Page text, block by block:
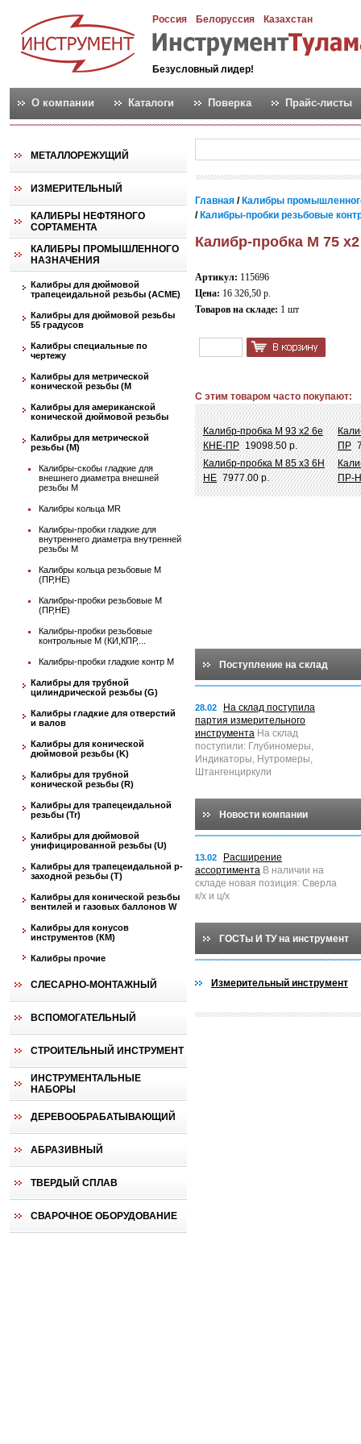
Россия Белоруссия Казахстан
Безусловный лидер!
О компании Каталоги Поверка Прайс-листы
МЕТАЛЛОРЕЖУЩИЙ
ИЗМЕРИТЕЛЬНЫЙ
КАЛИБРЫ НЕФТЯНОГО
СОРТАМЕНТА
КАЛИБРЫ ПРОМЫШЛЕННОГО
НАЗНАЧЕНИЯ
Калибры для дюймовой
трапецеидальной резьбы (АСМЕ)
Калибры для дюймовой резьбы
55 градусов
Калибры специальные по
чертежу
Калибры для метрической
конической резьбы (М
Калибры для американской
конической дюймовой резьбы
Калибры для метрической
резьбы (М)
Калибры-скобы гладкие для
внешнего диаметра внешней
резьбы М
Калибры кольца MR
Калибры-пробки гладкие для
внутреннего диаметра внутренней
резьбы М
Калибры кольца резьбовые М
(ПР,НЕ)
Калибры-пробки резьбовые М
(ПР,НЕ)
Калибры-пробки резьбовые
контрольные М (КИ,КПР,...
Калибры-пробки гладкие контр М
Калибры для трубной
цилиндрической резьбы (G)
Калибры гладкие для отверстий
и валов
Калибры для конической
дюймовой резьбы (K)
Калибры для трубной
конической резьбы (R)
Калибры для трапецеидальной
резьбы (Tr)
Калибры для дюймовой
унифицированной резьбы (U)
Калибры для трапецеидальной p-
заходной резьбы (T)
Калибры для конической резьбы
вентилей и газовых баллонов W
Калибры для конусов
инструментов (КМ)
Калибры прочие
СЛЕСАРНО-МОНТАЖНЫЙ
ВСПОМОГАТЕЛЬНЫЙ
СТРОИТЕЛЬНЫЙ ИНСТРУМЕНТ
ИНСТРУМЕНТАЛЬНЫЕ
НАБОРЫ
ДЕРЕВООБРАБАТЫВАЮЩИЙ
АБРАЗИВНЫЙ
ТВЕРДЫЙ СПЛАВ
СВАРОЧНОЕ ОБОРУДОВАНИЕ
Главная / Калибры
/ Калибры-пробки резьбовые
Калибр-пробка М 75
Артикул: 115696
Цена: 16 326,50 р.
Товаров на складе: 1 шт
С этим товаром часто покупают:
Калибр-пробка М 93 х2 6e
КНЕ-ПР 19098.50 р.
ПР
Калибр-пробка М 85 х3 6Н
НЕ 7977.00 р.
ПР-
Поступление на склад
28.02
На склад поступила
партия измерительного
инструмента На склад
поступили: Глубиномеры,
Индикаторы, Нутромеры,
Штангенциркули
Новости компании
13.02
Расширение
ассортимента В наличии на
складе новая позиция: Сверла
к/х и ц/х
ГОСТы И ТУ на инструмент
Измерительный инструмент